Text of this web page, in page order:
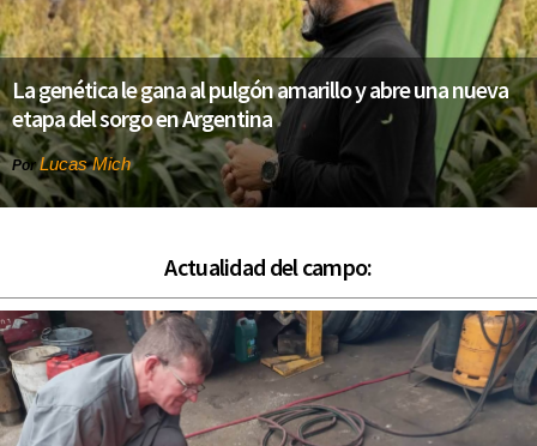
La genética le gana al pulgón amarillo y abre una nueva
etapa del sorgo en Argentina
PorLucas Mich
Actualidad del campo: